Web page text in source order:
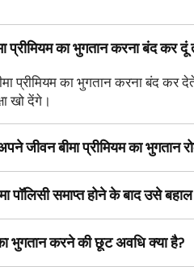
प्रीमियम का भुगतान करना बंद कर दूं
प्रीमियम का भुगतान करना बंद कर
खो देंगे।
जीवन बीमा प्रीमियम का भुगतान
पॉलिसी समाप्त होने के बाद उसे
भुगतान करने की छूट अवधि क्या है?